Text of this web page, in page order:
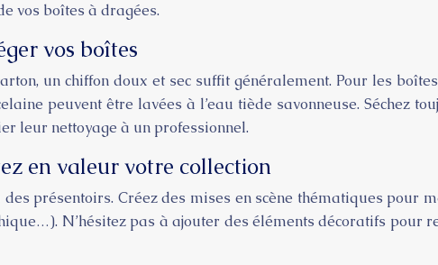
vos boîtes à dragées.
vos boîtes
un chiffon doux et sec suffit généralement. Pour les
peuvent être lavées à l’eau tiède savonneuse. Séchez
leur nettoyage à un professionnel.
en valeur votre collection
présentoirs. Créez des mises en scène thématiques pour
N’hésitez pas à ajouter des éléments décoratifs pour